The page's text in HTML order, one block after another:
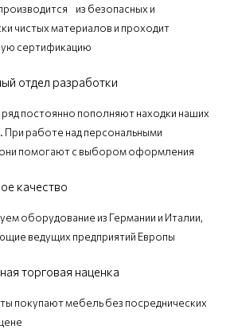
из безопасных и
чистых материалов и проходит
сертификацию
отдел разработки
постоянно пополняют находки наших
При работе над персональными
помогают с выбором оформления
качество
оборудование из Германии и Италии,
ведущих предприятий Европы
торговая наценка
покупают мебель без посреднических